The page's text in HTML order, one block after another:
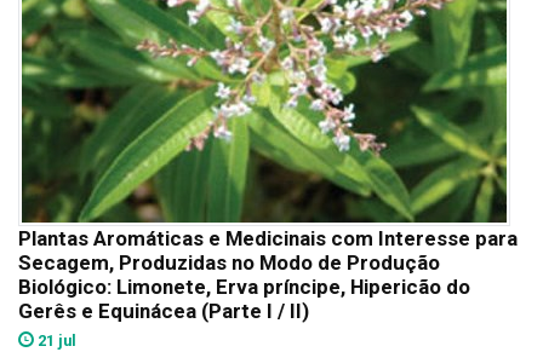
Plantas Aromáticas e Medicinais com Interesse para
Secagem, Produzidas no Modo de Produção
Biológico: Limonete, Erva príncipe, Hipericão do
Gerês e Equinácea (Parte I / II)
21 jul